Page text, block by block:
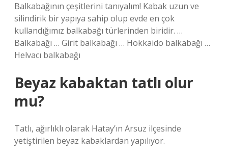
Balkabağının çeşitlerini tanıyalım! Kabak uzun ve
silindirik bir yapıya sahip olup evde en çok
kullandığımız balkabağı türlerinden biridir. …
Balkabağı … Girit balkabağı … Hokkaido balkabağı …
Helvacı balkabağı
Beyaz kabaktan tatlı olur
mu?
Tatlı, ağırlıklı olarak Hatay’ın Arsuz ilçesinde
yetiştirilen beyaz kabaklardan yapılıyor.